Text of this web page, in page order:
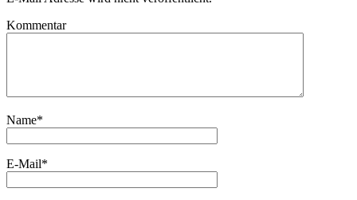
Kommentar
Name*
E-Mail*